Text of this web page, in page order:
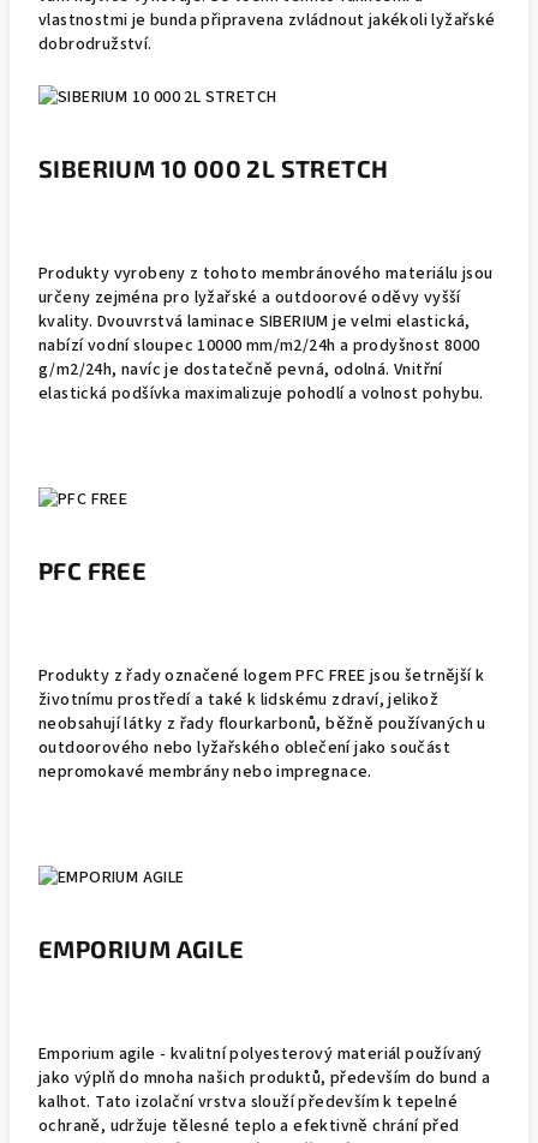
vlastnostmi je bunda připravena zvládnout jakékoli lyžařské
dobrodružství.
SIBERIUM 10 000 2L STRETCH
Produkty vyrobeny z tohoto membránového materiálu jsou
určeny zejména pro lyžařské a outdoorové oděvy vyšší
kvality. Dvouvrstvá laminace SIBERIUM je velmi elastická,
nabízí vodní sloupec 10000 mm/m2/24h a prodyšnost 8000
g/m2/24h, navíc je dostatečně pevná, odolná. Vnitřní
elastická podšívka maximalizuje pohodlí a volnost pohybu.
PFC FREE
Produkty z řady označené logem PFC FREE jsou šetrnější k
životnímu prostředí a také k lidskému zdraví, jelikož
neobsahují látky z řady flourkarbonů, běžně používaných u
outdoorového nebo lyžařského oblečení jako součást
nepromokavé membrány nebo impregnace.
EMPORIUM AGILE
Emporium agile - kvalitní polyesterový materiál používaný
jako výplň do mnoha našich produktů, především do bund a
kalhot. Tato izolační vrstva slouží především k tepelné
ochraně, udržuje tělesné teplo a efektivně chrání před